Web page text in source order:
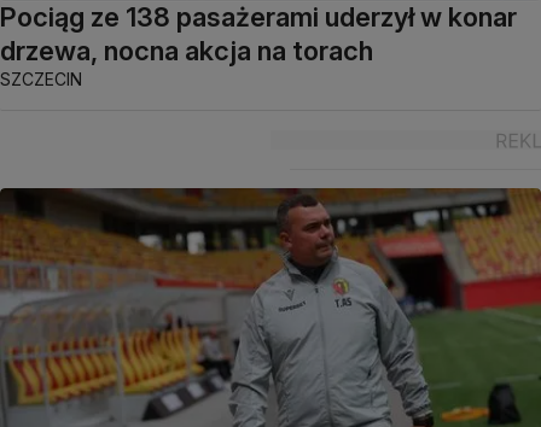
Pociąg ze 138 pasażerami uderzył w konar
drzewa, nocna akcja na torach
SZCZECIN